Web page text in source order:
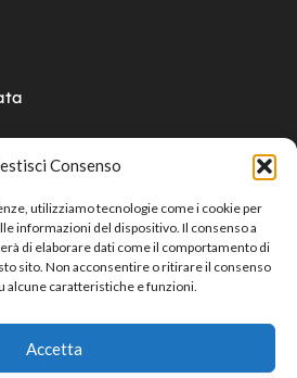
Consenso
utilizziamo tecnologie come i cookie per
informazioni del dispositivo. Il consenso a
di elaborare dati come il comportamento di
sito. Non acconsentire o ritirare il consenso
alcune caratteristiche e funzioni.
Accetta
2024 Cucchy Gioielleria